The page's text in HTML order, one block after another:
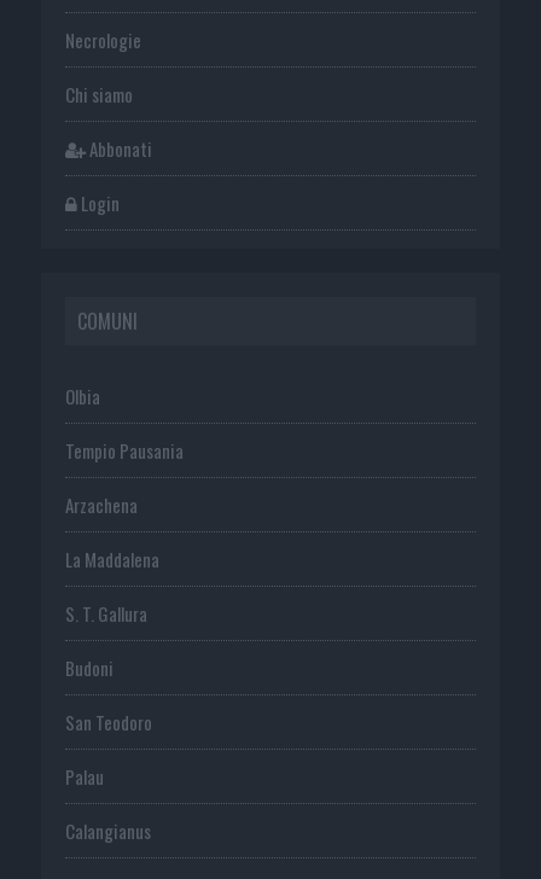
Necrologie
Chi siamo
Abbonati
Login
COMUNI
Olbia
Tempio Pausania
Arzachena
La Maddalena
S. T. Gallura
Budoni
San Teodoro
Palau
Calangianus